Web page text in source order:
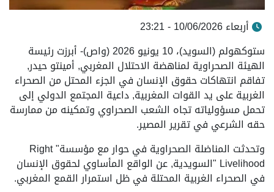
أربعاء 10/06/2026 - 23:21
ستوكهولم (السويد)، 10 يونيو 2026 (واص)- أبرزت رئيسة
الهيئة الصحراوية لمناهضة الاحتلال المغربي, أمينتو حيدر,
تفاقم انتهاكات حقوق الإنسان في الجزء المحتل من الصحراء
الغربية على يد القوات المغربية, داعية المجتمع الدولي إلى
تحمل مسؤولياته تجاه الشعب الصحراوي وتمكينه من ممارسة
حقه الشرعي في تقرير المصير.
وتحدثت المناضلة الصحراوية في حوار مع مؤسسة" Right
Livelihood "السويدية, عن الواقع المأساوي لحقوق الإنسان
في الصحراء الغربية المحتلة في ظل استمرار القمع المغربي.